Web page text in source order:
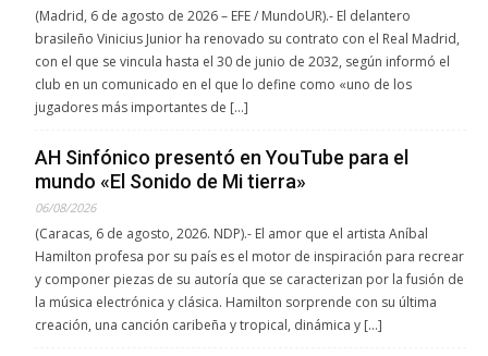
(Madrid, 6 de agosto de 2026 – EFE / MundoUR).- El delantero
brasileño Vinicius Junior ha renovado su contrato con el Real Madrid,
con el que se vincula hasta el 30 de junio de 2032, según informó el
club en un comunicado en el que lo define como «uno de los
jugadores más importantes de […]
AH Sinfónico presentó en YouTube para el
mundo «El Sonido de Mi tierra»
06/08/2026
(Caracas, 6 de agosto, 2026. NDP).- El amor que el artista Aníbal
Hamilton profesa por su país es el motor de inspiración para recrear
y componer piezas de su autoría que se caracterizan por la fusión de
la música electrónica y clásica. Hamilton sorprende con su última
creación, una canción caribeña y tropical, dinámica y […]